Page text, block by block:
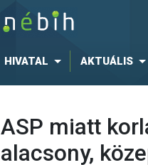
HIVATAL AKTUÁLIS
ASP miatt
alacsony,